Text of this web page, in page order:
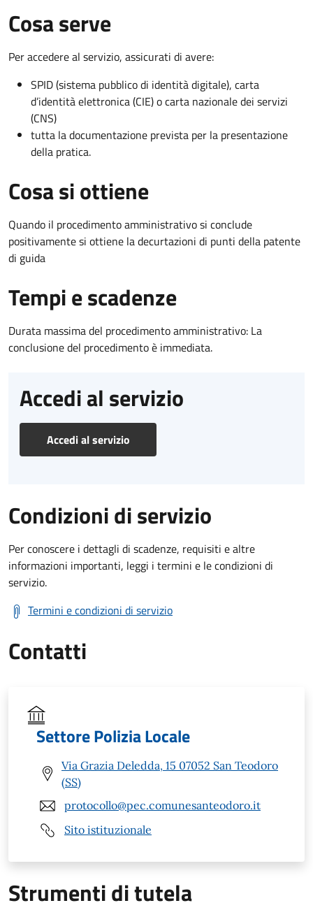
Cosa serve
Per accedere al servizio, assicurati di avere:
SPID (sistema pubblico di identità digitale), carta
d’identità elettronica (CIE) o carta nazionale dei servizi
(CNS)
tutta la documentazione prevista per la presentazione
della pratica.
Cosa si ottiene
Quando il procedimento amministrativo si conclude
positivamente si ottiene la decurtazioni di punti della patente
di guida
Tempi e scadenze
Durata massima del procedimento amministrativo: La
conclusione del procedimento è immediata.
Accedi al servizio
Accedi al servizio
Condizioni di servizio
Per conoscere i dettagli di scadenze, requisiti e altre
informazioni importanti, leggi i termini e le condizioni di
servizio.
Termini e condizioni di servizio
Contatti
Settore Polizia Locale
Via Grazia Deledda, 15 07052 San Teodoro
(SS)
protocollo@pec.comunesanteodoro.it
Sito istituzionale
Strumenti di tutela